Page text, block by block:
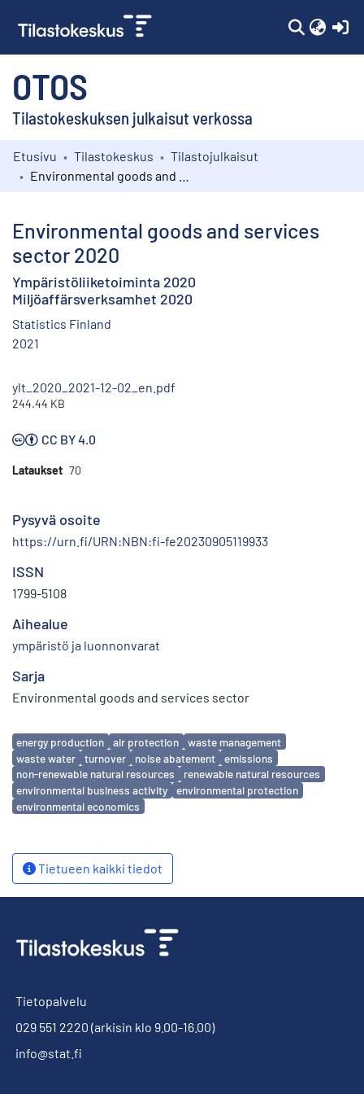
OTOS
Tilastokeskuksen julkaisut verkossa
Kokoelmat
Etusivu Tilastokeskus
Tilastojulkaisut
Environmental goods and services
sector 2020
Ympäristöliiketoiminta 2020
Miljöaffärsverksamhet 2020
Statistics Finland
2021
ylt_2020_2021-12-02_en.pdf
244.44 KB
CC BY 4.0
Lataukset 70
Pysyvä osoite
https://urn.fi/URN:NBN:fi-fe20230905119933
ISSN
1799-5108
Aihealue
ympäristö ja luonnonvarat
Sarja
Environmental goods and services sector
Avainsanat
energy production air protection
waste management
waste water
turnover noise abatement
emissions
non-renewable natural resources
renewable natural resources
environmental business activity
environmental protection
environmental economics
Tietueen kaikki tiedot
Tietopalvelu
029 551 2220 (arkisin klo 9.00-16.00)
info@stat.fi